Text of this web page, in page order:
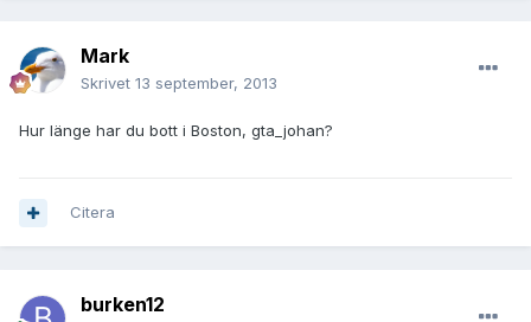
Mark
Skrivet 13 september, 2013
Hur länge har du bott i Boston, gta_johan?
Citera
burken12